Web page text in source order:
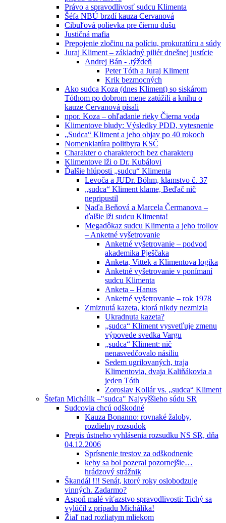
Právo a spravodlivosť sudcu Klimenta
Šéfa NBÚ brzdí kauza Cervanová
Cibuľová polievka pre čiernu dušu
Justičná mafia
Prepojenie zločinu na políciu, prokuratúru a súdy
Juraj Kliment – základný piliér dnešnej justície
Andrej Bán - .týždeň
Peter Tóth a Juraj Kliment
Krik bezmocných
Ako sudca Koza (dnes Kliment) so siskárom
Tóthom po dobrom mene zatúžili a knihu o
kauze Cervanová písali
npor. Koza – ohľadanie rieky Čierna voda
Klimentove bludy: Výsledky PDD, vytesnenie
„Sudca“ Kliment a jeho objav po 40 rokoch
Nomenklatúra politbyra KSČ
Charakter o charakteroch bez charakteru
Klimentove lži o Dr. Kubálovi
Ďalšie hlúposti „sudcu“ Klimenta
Levoča a JUDr. Böhm, klamstvo č. 37
„sudca“ Kliment klame, Beďač nič
nepripustil
Naďa Beňová a Marcela Čermanova –
ďalšie lži sudcu Klimenta!
Megadôkaz sudcu Klimenta a jeho trollov
– Anketné vyšetrovanie
Anketné vyšetrovanie – podvod
akademika Pješčaka
Anketa, Vittek a Klimentova logika
Anketné vyšetrovanie v ponímaní
sudcu Klimenta
Anketa – Hanus
Anketné vyšetrovanie – rok 1978
Zmiznutá kazeta, ktorá nikdy nezmizla
Ukradnuta kazeta?
„sudca“ Kliment vysvetľuje zmenu
výpovede svedka Vargu
„sudca“ Kliment: nič
nenasvedčovalo násiliu
Sedem ugrilovaných, traja
Klimentovia, dvaja Kaliňákovia a
jeden Tóth
Zoroslav Kollár vs. „sudca“ Kliment
Štefan Michálik –"sudca" Najvyššieho súdu SR
Sudcovia chcú odškodné
Kauza Bonanno: rovnaké žaloby,
rozdielny rozsudok
Prepis ústneho vyhlásenia rozsudku NS SR, dňa
04.12.2006
Sprísnenie trestov za odškodnenie
keby sa bol pozeral pozornejšie…
hrádzový strážnik
Škandál !!! Senát, ktorý roky oslobodzuje
vinných. Zadarmo?
Aspoň malé víťazstvo spravodlivosti: Tichý sa
vylúčil z prípadu Michálika!
Žiaľ nad rozliatym mliekom